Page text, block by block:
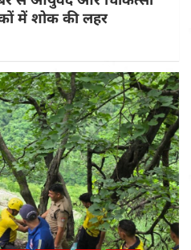
में शोक की लहर